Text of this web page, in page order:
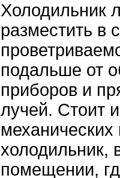
Холодильник
разместить в
подальше от
приборов и
лучей. Стоит
механических
холодильник,
помещении,